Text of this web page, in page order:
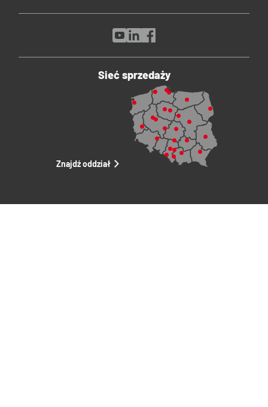
Sieć sprzedaży
Znajdź oddział